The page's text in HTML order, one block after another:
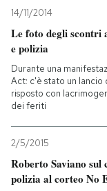
14/11/2014
Le foto degli scontri
e polizia
Durante una
Act: c'è stato un lancio
risposto con
dei feriti
2/5/2015
Roberto Saviano
polizia al corteo No